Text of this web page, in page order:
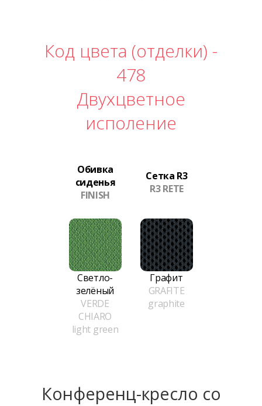
Код цвета (отделки) -
478
Двухцветное
исполение
Обивка
сиденья
FINISH
Сетка R3
R3 RETE
Светло-
зелёный
VERDE
CHIARO
light green
Графит
GRAFITE
graphite
Конференц-кресло сo